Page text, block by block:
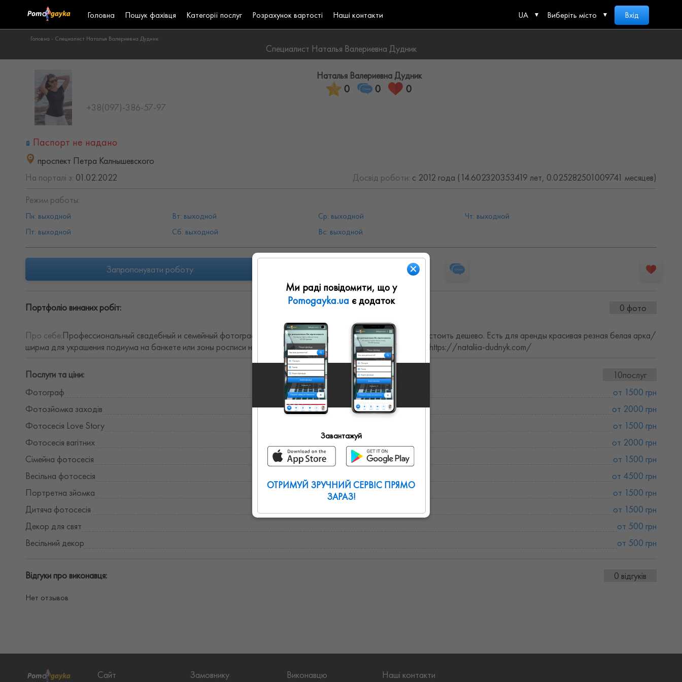
Головна Пошук фахівця Категорії послуг Розрахунок вартості Наші контакти UA Виберіть місто Вхід
Головна - Специалист Наталья Валериевна Дудник
Специалист Наталья Валериевна Дудник
Наталья Валериевна Дудник
0 0 0
+38(097)-386-57-97
Паспорт не надано
проспект Петра Калнышевского
На порталі з: 01.02.2022 Досвід роботи: с 2012 года (14.602320353419 лет, 0.025282501009741 месяцев)
Режим работы:
Пн: выходной Вт: выходной Ср: выходной
Чт: выходной
Пт: выходной
Сб: выходной Вс: выходной
Запропонувати роботу
Портфоліо винаних робіт: 0 фото
Про себе:Профессиональный свадебный и семейный фотограф с большим опытом съемки. Хорошее не может стоить дешево. Есть для аренды красивая резная белая арка/
ширма для украшения подиума на банкете или зоны росписи на церемонии. Инстаграм @nataliia_dudnyk Сайт: https://nataliia-dudnyk.com/
Послуги та ціни:
10послуг
Фотограф
от 1500 грн
Фотозйомка заходів
от 2000 грн
Фотосесія Love Story
от 1500 грн
Фотосесія вагітних
от 2000 грн
Сімейна фотосесія
от 1500 грн
Весільна фотосесія
от 4500 грн
Портретна зйомка
от 1500 грн
Дитяча фотосесія
от 1500 грн
Декор для свят
от 500 грн
Весільний декор
от 500 грн
Відгуки про виконавця: 0 відгуків
Нет отзывов
Сайт Замовнику Виконавцю Наші контакти
Ми раді повідомити, що у
Pomogayka.ua є додаток
Завантажуй
ОТРИМУЙ ЗРУЧНИЙ СЕРВІС ПРЯМО
ЗАРАЗ!